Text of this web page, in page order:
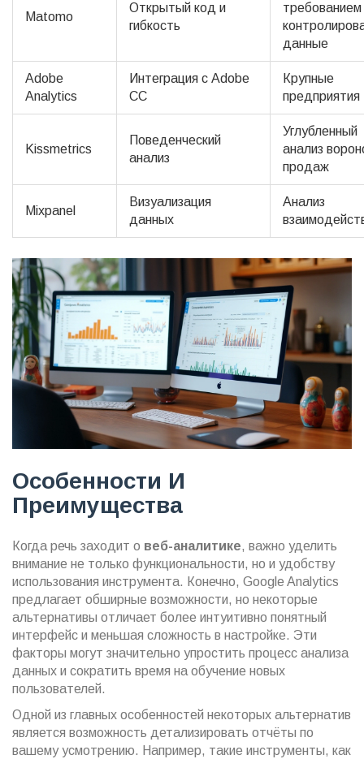
Matomo
Открытый код и
гибкость
требованием
данные
Adobe
Analytics
Интеграция с Adobe
CC
Крупные
предприятия
Kissmetrics
Поведенческий
анализ
Углубленный
анализ
продаж
Mixpanel
Визуализация
данных
Анализ
Особенности И
Преимущества
Когда речь заходит о веб-аналитике, важно уделить
внимание не только функциональности, но и удобству
использования инструмента. Конечно, Google Analytics
предлагает обширные возможности, но некоторые
альтернативы отличает более интуитивно понятный
интерфейс и меньшая сложность в настройке. Эти
факторы могут значительно упростить процесс анализа
данных и сократить время на обучение новых
пользователей.
Одной из главных особенностей некоторых альтернатив
является возможность детализировать отчёты по
вашему усмотрению. Например, такие инструменты, как